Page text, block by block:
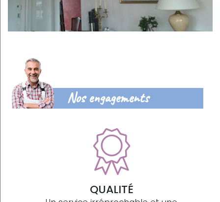
Nos engagements
QUALITÉ